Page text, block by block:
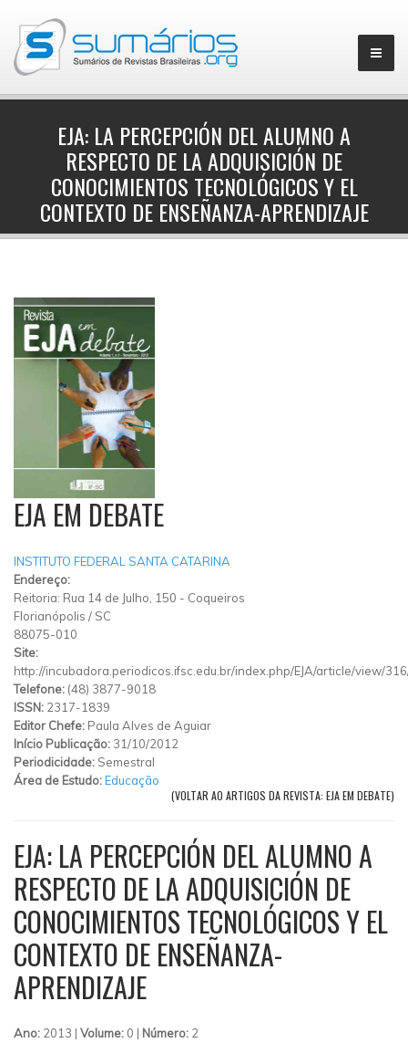
EJA: LA PERCEPCIÓN DEL ALUMNO A
RESPECTO DE LA ADQUISICIÓN DE
CONOCIMIENTOS TECNOLÓGICOS Y EL
CONTEXTO DE ENSEÑANZA-APRENDIZAJE
EJA EM DEBATE
INSTITUTO FEDERAL SANTA CATARINA
Endereço:
Reitoria: Rua 14 de Julho, 150 - Coqueiros
Florianópolis / SC
88075-010
Site:
http://incubadora.periodicos.ifsc.edu.br/index.php/EJA/article/view/
Telefone: (48) 3877-9018
ISSN: 2317-1839
Editor Chefe: Paula Alves de Aguiar
Início Publicação: 31/10/2012
Periodicidade: Semestral
Área de Estudo:Educação
(VOLTAR AO ARTIGOS DA REVISTA: EJA EM DEBATE)
EJA: LA PERCEPCIÓN DEL ALUMNO A
RESPECTO DE LA ADQUISICIÓN DE
CONOCIMIENTOS TECNOLÓGICOS Y EL
CONTEXTO DE ENSEÑANZA-
APRENDIZAJE
Ano: 2013 | Volume: 0 | Número: 2